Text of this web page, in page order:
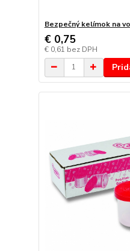
Bezpečný kelímok na
€ 0,75
€ 0,61 bez DPH